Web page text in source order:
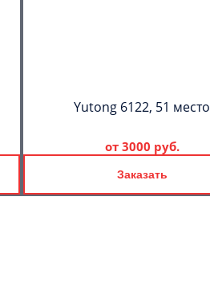
Yutong 6122, 51 место
от 3000 руб.
Заказать